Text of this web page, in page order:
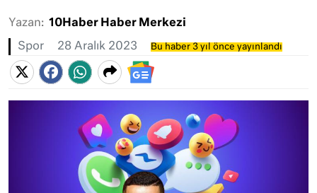
Yazan: 10Haber Haber Merkezi
Spor 28 Aralık 2023 Bu haber 3 yıl önce yayınlandı